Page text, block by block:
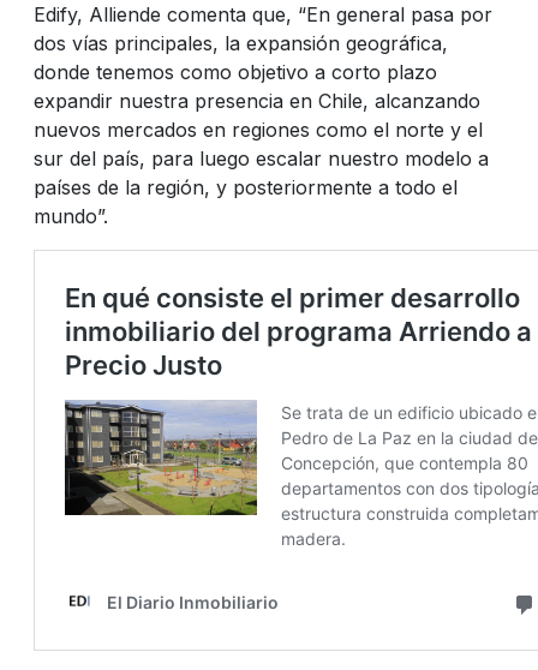
Edify, Alliende comenta que, “En general pasa por
dos vías principales, la expansión geográfica,
donde tenemos como objetivo a corto plazo
expandir nuestra presencia en Chile, alcanzando
nuevos mercados en regiones como el norte y el
sur del país, para luego escalar nuestro modelo a
países de la región, y posteriormente a todo el
mundo”.